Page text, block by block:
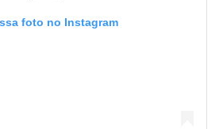
foto no Instagram